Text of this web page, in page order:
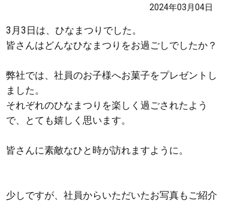
2024年03月04日
3月3日は、ひなまつりでした。
皆さんはどんなひなまつりをお過ごしでしたか？
弊社では、社員のお子様へお菓子をプレゼントし
ました。
それぞれのひなまつりを楽しく過ごされたよう
で、とても嬉しく思います。
皆さんに素敵なひと時が訪れますように。
少しですが、社員からいただいたお写真もご紹介